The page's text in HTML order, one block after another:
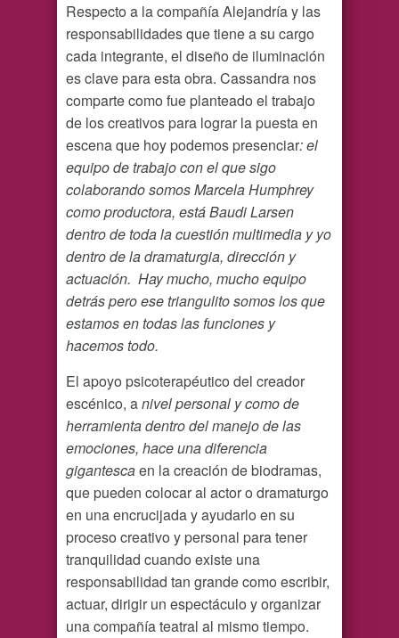
Respecto a la compañía Alejandría y las
responsabilidades que tiene a su cargo
cada integrante, el diseño de iluminación
es clave para esta obra. Cassandra nos
comparte como fue planteado el trabajo
de los creativos para lograr la puesta en
escena que hoy podemos presenciar: el
equipo de trabajo con el que sigo
colaborando somos Marcela Humphrey
como productora, está Baudi Larsen
dentro de toda la cuestión multimedia y yo
dentro de la dramaturgia, dirección y
actuación. Hay mucho, mucho equipo
detrás pero ese triangulito somos los que
estamos en todas las funciones y
hacemos todo.
El apoyo psicoterapéutico del creador
escénico, anivel personal y como de
herramienta dentro del manejo de las
emociones, hace una diferencia
gigantescaen la creación de biodramas,
que pueden colocar al actor o dramaturgo
en una encrucijada y ayudarlo en su
proceso creativo y personal para tener
tranquilidad cuando existe una
responsabilidad tan grande como escribir,
actuar, dirigir un espectáculo y organizar
una compañía teatral al mismo tiempo.